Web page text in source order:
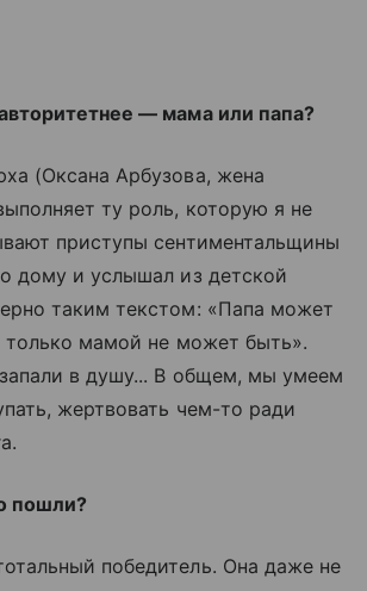
— мама или папа?
(Оксана Арбузова, жена
ту роль, которую я не
приступы сентиментальщины
дому и услышал из детской
таким текстом: «Папа может
только мамой не может быть».
в душу... В общем, мы умеем
жертвовать чем-то ради
пошли?
победитель. Она даже не